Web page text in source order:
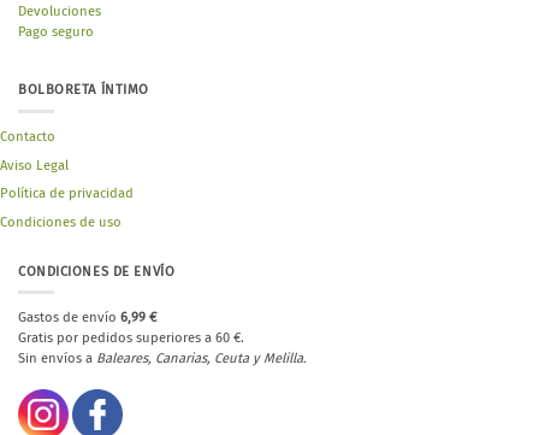
Devoluciones
Pago seguro
BOLBORETA ÍNTIMO
Contacto
Aviso Legal
Política de privacidad
Condiciones de uso
CONDICIONES DE ENVÍO
Gastos de envío 6,99 €
Gratis por pedidos superiores a 60 €.
Sin envíos a Baleares, Canarias, Ceuta y Melilla.